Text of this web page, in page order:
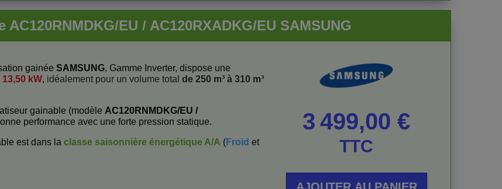
EU / AC120RXADKG/EU SAMSUNG
gainée SAMSUNG, Gamme Inverter, dispose une
13,50 kW, idéalement pour un volume total de 250 m³ à 310 m³
gainable (modèle AC120RNMDKG/EU /
performance avec une forte pression statique.
est dans la classe saisonnière énergétique A/A (Froid et
3 499,00 €
TTC